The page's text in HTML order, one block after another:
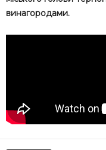
винагородами.